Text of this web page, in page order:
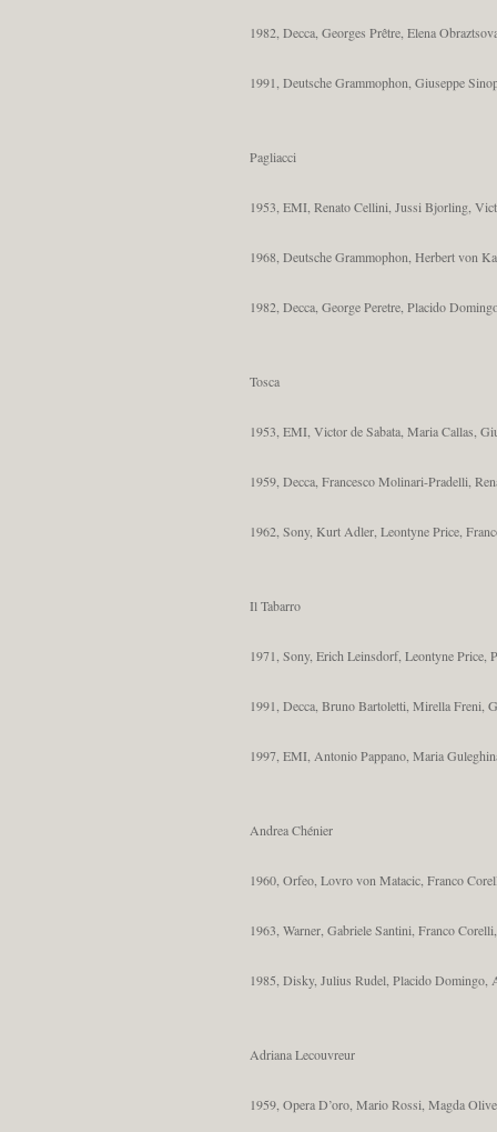
1982, Decca, Georges Prêtre, Elena
1991, Deutsche Grammophon, Giuseppe
Pagliacci
1953, EMI, Renato Cellini, Jussi Bjorling,
1968, Deutsche Grammophon, Herbert von
1982, Decca, George Peretre, Placido
Tosca
1953, EMI, Victor de Sabata, Maria Callas,
1959, Decca, Francesco Molinari-Pradelli,
1962, Sony, Kurt Adler, Leontyne Price,
Il Tabarro
1971, Sony, Erich Leinsdorf, Leontyne
1991, Decca, Bruno Bartoletti, Mirella Freni,
1997, EMI, Antonio Pappano, Maria
Andrea Chénier
1960, Orfeo, Lovro von Matacic, Franco
1963, Warner, Gabriele Santini, Franco
1985, Disky, Julius Rudel, Placido Domingo,
Adriana Lecouvreur
1959, Opera D’oro, Mario Rossi, Magda